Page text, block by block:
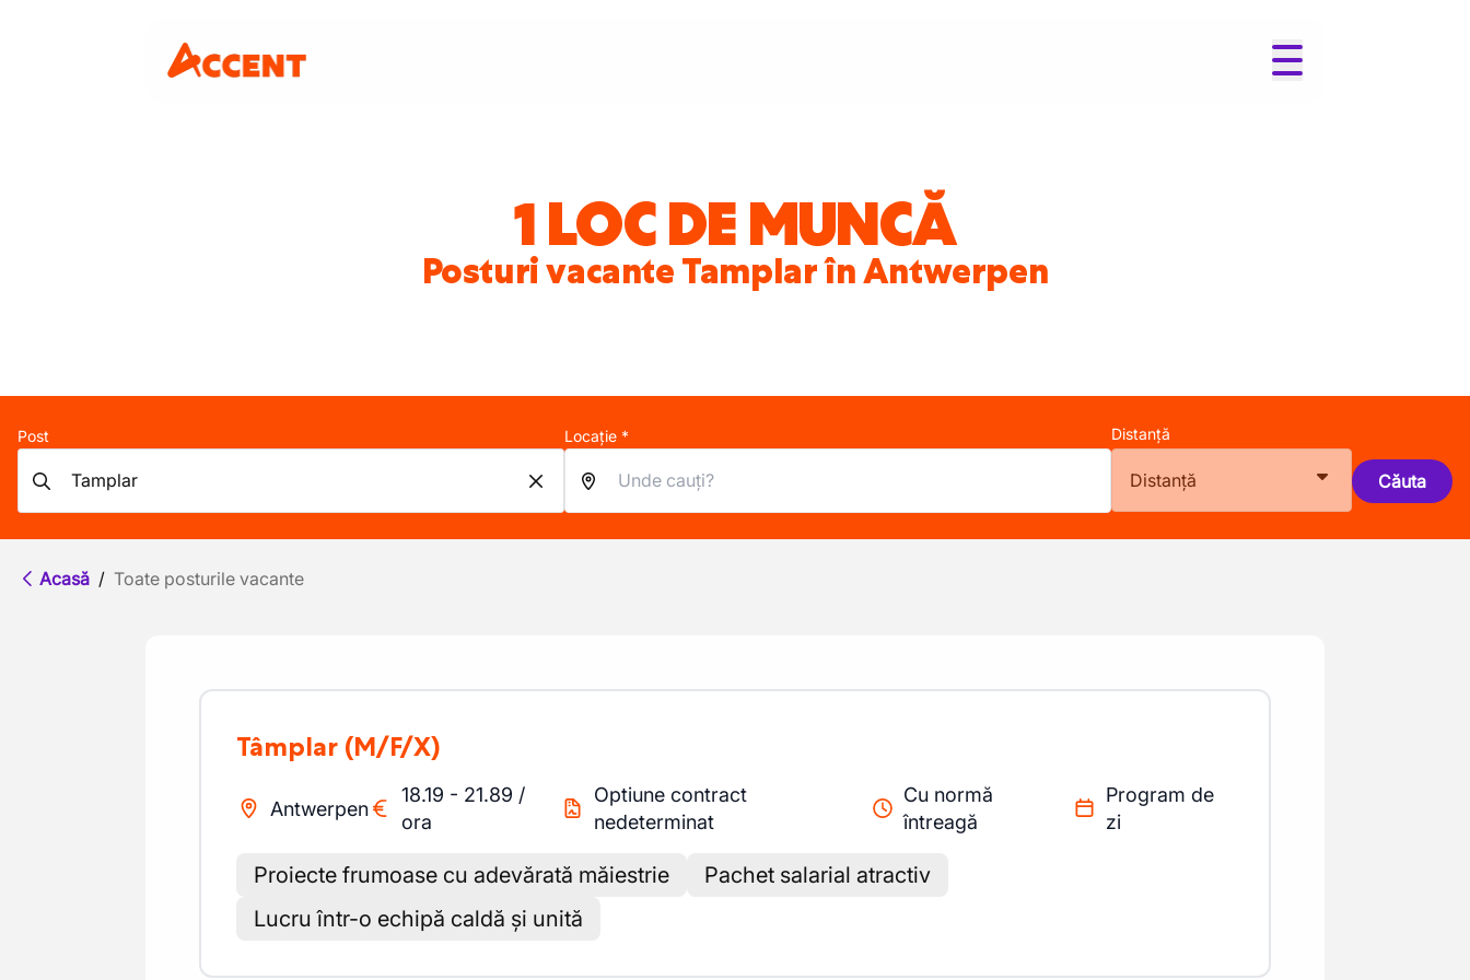
1 LOC DE MUNCĂ
Posturi vacante Tamplar în Antwerpen
Post Locație * Distanță
Distanță Căuta
Acasă / Toate posturile vacante
Tâmplar (M/F/X)
Antwerpen
18.19 - 21.89 /
ora
Optiune contract
nedeterminat
Cu normă
întreagă
Program de
zi
Proiecte frumoase cu adevărată măiestrie
Pachet salarial atractiv
Lucru într-o echipă caldă și unită